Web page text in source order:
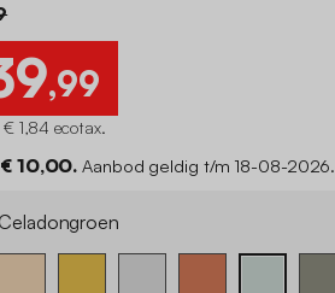
,99
1,84 ecotax.
10,00.Aanbod geldig t/m 18-08-2026.
Celadongroen